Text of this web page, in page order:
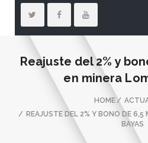
Reajuste del 2% y
en minera
HOME
REAJUSTE DEL 2% Y BONO DE 6,5
BAYAS